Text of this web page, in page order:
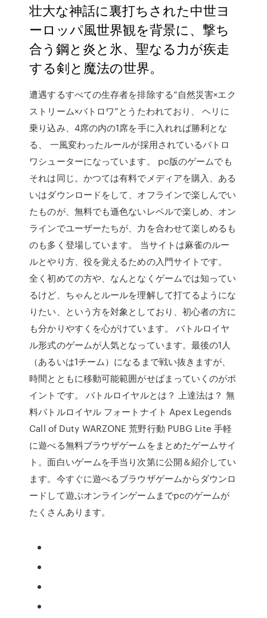
壮大な神話に裏打ちされた中世ヨ
ーロッパ風世界観を背景に、撃ち
合う鋼と炎と氷、聖なる力が疾走
する剣と魔法の世界。
遭遇するすべての生存者を排除する“自然災害×エク
ストリーム×バトロワ”とうたわれており、 ヘリに
乗り込み、4席の内の1席を手に入れれば勝利とな
る、 一風変わったルールが採用されているバトロ
ワシューターになっています。 pc版のゲームでも
それは同じ。かつては有料でメディアを購入、ある
いはダウンロードをして、オフラインで楽しんでい
たものが、無料でも遜色ないレベルで楽しめ、オン
ラインでユーザーたちが、力を合わせて楽しめるも
のも多く登場しています。 当サイトは麻雀のルー
ルとやり方、役を覚えるための入門サイトです。
全く初めての方や、なんとなくゲームでは知ってい
るけど、ちゃんとルールを理解して打てるようにな
りたい、という方を対象としており、初心者の方に
も分かりやすくを心がけています。 バトルロイヤ
ル形式のゲームが人気となっています。最後の1人
（あるいは1チーム）になるまで戦い抜きますが、
時間とともに移動可能範囲がせばまっていくのがポ
イントです。 バトルロイヤルとは？ 上達法は？ 無
料バトルロイヤル フォートナイト Apex Legends
Call of Duty WARZONE 荒野行動 PUBG Lite 手軽
に遊べる無料ブラウザゲームをまとめたゲームサイ
ト。面白いゲームを手当り次第に公開＆紹介してい
ます。今すぐに遊べるブラウザゲームからダウンロ
ードして遊ぶオンラインゲームまでpcのゲームが
たくさんあります。